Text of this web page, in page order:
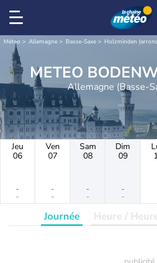
Météo Allemagne Basse-Saxe Holzminden
METEO
Allemagne (Basse-
Jeu
06
-
-
Ven
07
-
-
Sam
08
-
-
Dim
09
-
-
Journée Heure /